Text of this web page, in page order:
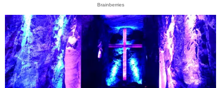
Brainberries